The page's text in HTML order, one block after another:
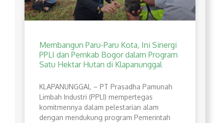
Membangun Paru-Paru Kota, Ini Sinergi
PPLI dan Pemkab Bogor dalam Program
Satu Hektar Hutan di Klapanunggal
​KLAPANUNGGAL – PT Prasadha Pamunah
Limbah Industri (PPLI) mempertegas
komitmennya dalam pelestarian alam
dengan mendukung program Pemerintah